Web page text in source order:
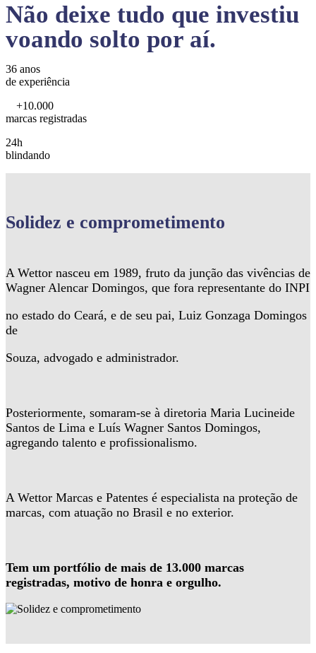
Não deixe tudo que investiu
voando solto por aí.
36 anos
de experiência
+10.000
marcas registradas
24h
blindando
Solidez e comprometimento
A Wettor nasceu em 1989, fruto da junção das vivências de
Wagner Alencar Domingos, que fora representante do INPI
no estado do Ceará, e de seu pai, Luiz Gonzaga Domingos
de
Souza, advogado e administrador.
Posteriormente, somaram-se à diretoria Maria Lucineide
Santos de Lima e Luís Wagner Santos Domingos,
agregando talento e profissionalismo.
A Wettor Marcas e Patentes é especialista na proteção de
marcas, com atuação no Brasil e no exterior.
Tem um portfólio de mais de 13.000 marcas
registradas, motivo de honra e orgulho.